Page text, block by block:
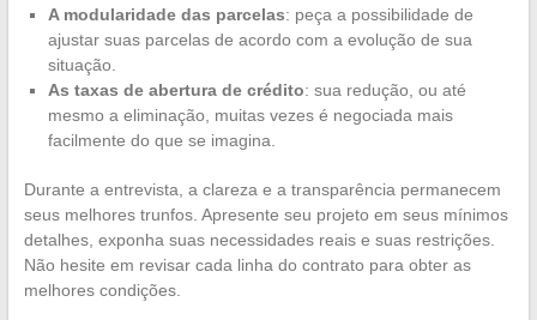
A modularidade das parcelas: peça a possibilidade de
ajustar suas parcelas de acordo com a evolução de sua
situação.
As taxas de abertura de crédito: sua redução, ou até
mesmo a eliminação, muitas vezes é negociada mais
facilmente do que se imagina.
Durante a entrevista, a clareza e a transparência permanecem
seus melhores trunfos. Apresente seu projeto em seus mínimos
detalhes, exponha suas necessidades reais e suas restrições.
Não hesite em revisar cada linha do contrato para obter as
melhores condições.